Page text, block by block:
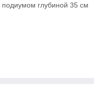
подиумом глубиной 35 см